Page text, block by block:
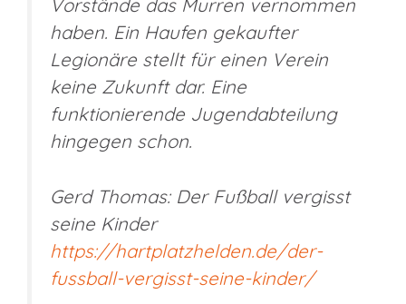
Vorstände das Murren vernommen
haben. Ein Haufen gekaufter
Legionäre stellt für einen Verein
keine Zukunft dar. Eine
funktionierende Jugendabteilung
hingegen schon.
Gerd Thomas: Der Fußball vergisst
seine Kinder
https://hartplatzhelden.de/der-
fussball-vergisst-seine-kinder/